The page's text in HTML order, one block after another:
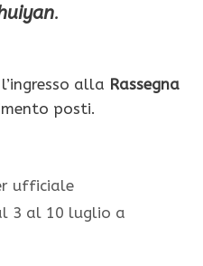
.
alla Rassegna
posti.
ufficiale
3 al 10 luglio a